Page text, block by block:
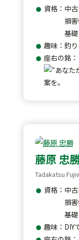
資格：中
損
基
趣味：釣り
座右の銘：
藤原 忠
Tadakatsu
資格：中
損
基
趣味：DIY